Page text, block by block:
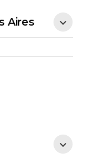
Aires